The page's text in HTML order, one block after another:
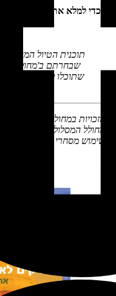
כדי למלא את המסלול בתוכן
תוכנית הטיול
שבחרתם ב'מחולל-
שתוכלו להיעזר בה
הזכויות במחולל המסלולים
מחולל המסלולים נועד ככלי
שימוש מסחרי או לספק